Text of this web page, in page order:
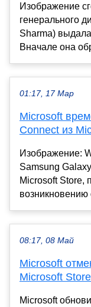
Изображение
генерального
Sharma)
Вначале она
01:17, 17 Мар
Microsoft
Connect из
Изображение:
Samsung
Microsoft Store,
возникновению
08:17, 08 Май
Microsoft
Microsoft
Microsoft